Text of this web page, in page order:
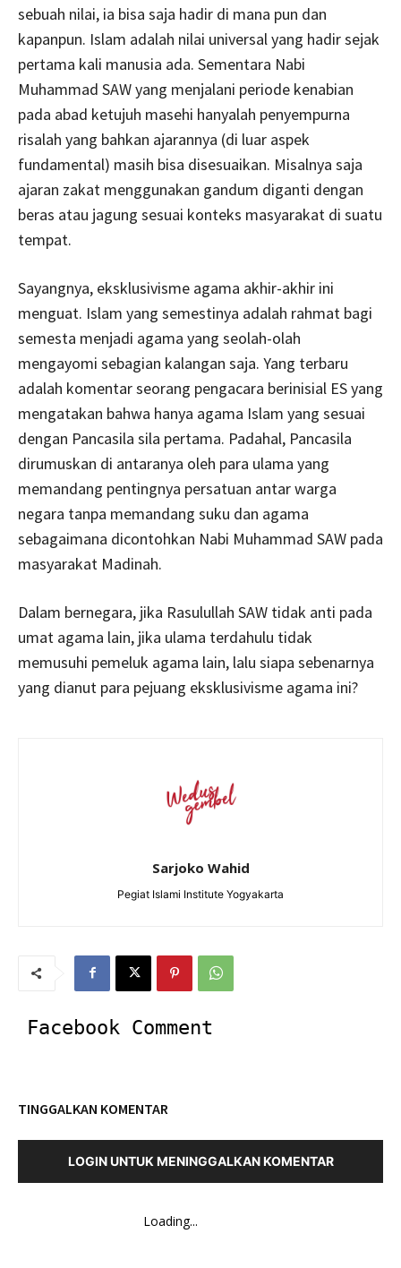
sebuah nilai, ia bisa saja hadir di mana pun dan
kapanpun. Islam adalah nilai universal yang hadir sejak
pertama kali manusia ada. Sementara Nabi
Muhammad SAW yang menjalani periode kenabian
pada abad ketujuh masehi hanyalah penyempurna
risalah yang bahkan ajarannya (di luar aspek
fundamental) masih bisa disesuaikan. Misalnya saja
ajaran zakat menggunakan gandum diganti dengan
beras atau jagung sesuai konteks masyarakat di suatu
tempat.
Sayangnya, eksklusivisme agama akhir-akhir ini
menguat. Islam yang semestinya adalah rahmat bagi
semesta menjadi agama yang seolah-olah
mengayomi sebagian kalangan saja. Yang terbaru
adalah komentar seorang pengacara berinisial ES yang
mengatakan bahwa hanya agama Islam yang sesuai
dengan Pancasila sila pertama. Padahal, Pancasila
dirumuskan di antaranya oleh para ulama yang
memandang pentingnya persatuan antar warga
negara tanpa memandang suku dan agama
sebagaimana dicontohkan Nabi Muhammad SAW pada
masyarakat Madinah.
Dalam bernegara, jika Rasulullah SAW tidak anti pada
umat agama lain, jika ulama terdahulu tidak
memusuhi pemeluk agama lain, lalu siapa sebenarnya
yang dianut para pejuang eksklusivisme agama ini?
Sarjoko Wahid
Pegiat Islami Institute Yogyakarta
Facebook Comment
TINGGALKAN KOMENTAR
LOGIN UNTUK MENINGGALKAN KOMENTAR
Loading...